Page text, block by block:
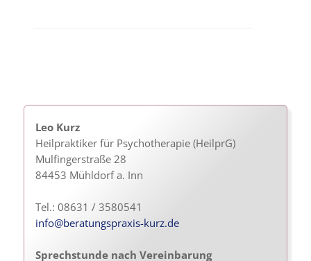
Leo Kurz
Heilpraktiker für Psychotherapie (HeilprG)
Mulfingerstraße 28
84453 Mühldorf a. Inn
Tel.: 08631 / 3580541
info@beratungspraxis-kurz.de
Sprechstunde nach Vereinbarung